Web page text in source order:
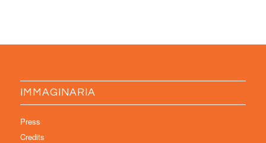
IMMAGINARIA
Press
Credits